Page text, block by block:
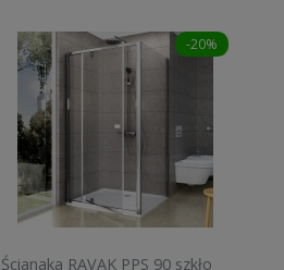
-20%
Ścianaka RAVAK PPS 90 szkło